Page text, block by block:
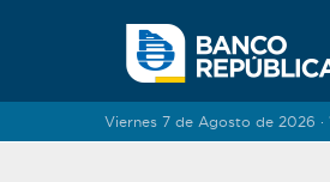
Viernes 7 de Agosto de 2026 ·